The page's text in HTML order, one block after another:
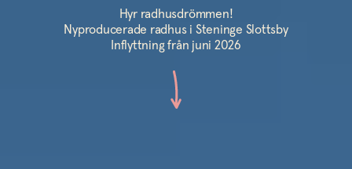
Hyr radhusdrömmen!
Nyproducerade radhus i Steninge Slottsby
Inflyttning från juni 2026